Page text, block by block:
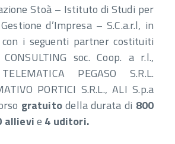
Stoà – Istituto di Studi per
d’Impresa – S.C.a.r.l, in
con i seguenti partner costituiti
soc. Coop. a r.l.,
PEGASO S.R.L.
PORTICI S.R.L., ALI S.p.a
gratuitodella durata di 800
allievie 4 uditori.